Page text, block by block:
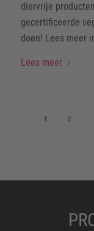
diervrije
gecertificeerde
doen! Lees meer
Lees meer
1 2